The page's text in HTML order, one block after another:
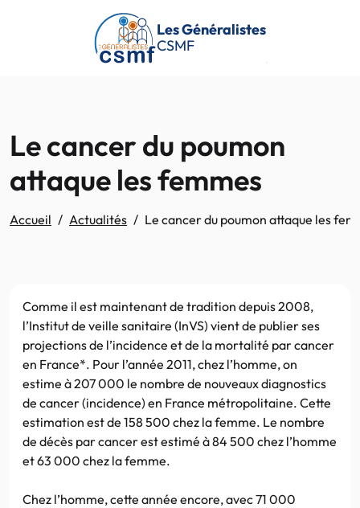
Passer au contenu principal
Les Généralistes
CSMF
Le cancer du poumon
attaque les femmes
Accueil Actualités Le cancer du poumon attaque les
Comme il est maintenant de tradition depuis 2008,
l’Institut de veille sanitaire (InVS) vient de publier ses
projections de l’incidence et de la mortalité par cancer
en France*. Pour l’année 2011, chez l’homme, on
estime à 207 000 le nombre de nouveaux diagnostics
de cancer (incidence) en France métropolitaine. Cette
estimation est de 158 500 chez la femme. Le nombre
de décès par cancer est estimé à 84 500 chez l’homme
et 63 000 chez la femme.
Chez l’homme, cette année encore, avec 71 000